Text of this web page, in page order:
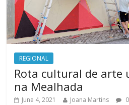
REGIONAL
Rota cultural de arte
na Mealhada
June 4, 2021 Joana Martins